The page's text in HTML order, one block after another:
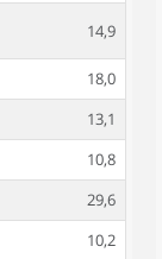
14,9
18,0
13,1
10,8
29,6
10,2